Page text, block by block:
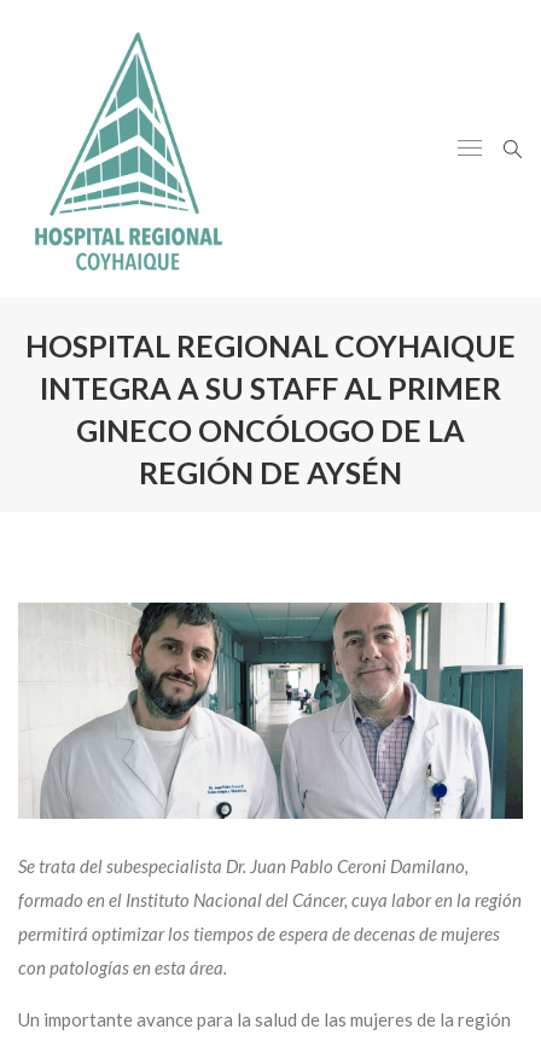
HOSPITAL REGIONAL COYHAIQUE
INTEGRA A SU STAFF AL PRIMER
GINECO ONCÓLOGO DE LA
REGIÓN DE AYSÉN
Se trata del subespecialista Dr. Juan Pablo Ceroni Damilano,
formado en el Instituto Nacional del Cáncer, cuya labor en la región
permitirá optimizar los tiempos de espera de decenas de mujeres
con patologías en esta área.
Un importante avance para la salud de las mujeres de la región